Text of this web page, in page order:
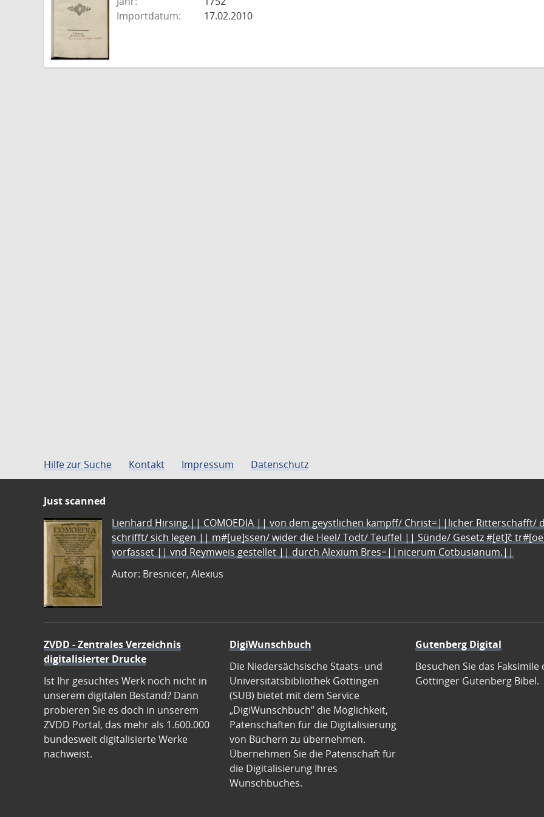
Importdatum:
17.02.2010
Hilfe zur Suche Kontakt Impressum Datenschutz
Just scanned
Lienhard Hirsing.|| COMOEDIA || von dem geystlichen kampff/ Christ=||licher Ritterschafft/
schrifft/ sich legen || m#[ue]ssen/ wider die Heel/ Todt/ Teuffel || Sünde/ Gesetz #[et]c̃
vorfasset || vnd Reymweis gestellet || durch Alexium Bres=||nicerum Cotbusianum.||
Autor: Bresnicer, Alexius
ZVDD - Zentrales Verzeichnis
digitalisierter Drucke
Ist Ihr gesuchtes Werk noch nicht in
unserem digitalen Bestand? Dann
probieren Sie es doch in unserem
ZVDD Portal, das mehr als 1.600.000
bundesweit digitalisierte Werke
nachweist.
DigiWunschbuch
Die Niedersächsische Staats- und
Universitätsbibliothek Göttingen
(SUB) bietet mit dem Service
„DigiWunschbuch” die Möglichkeit,
Patenschaften für die Digitalisierung
von Büchern zu übernehmen.
Übernehmen Sie die Patenschaft für
die Digitalisierung Ihres
Wunschbuches.
Gutenberg Digital
Besuchen Sie das Faksimile
Göttinger Gutenberg Bibel.